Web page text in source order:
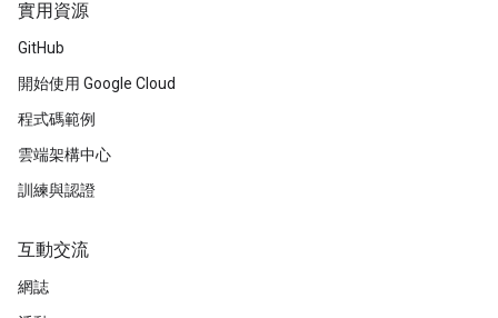
實用資源
GitHub
開始使用 Google Cloud
程式碼範例
雲端架構中心
訓練與認證
互動交流
網誌